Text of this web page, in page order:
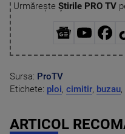
Urmărește Știrile PRO TV
Sursa: ProTV
Etichete: ploi, cimitir, buzau,
ARTICOL